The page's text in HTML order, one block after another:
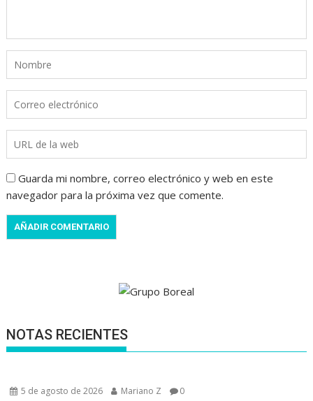
Guarda mi nombre, correo electrónico y web en este
navegador para la próxima vez que comente.
NOTAS RECIENTES
5 de agosto de 2026 Mariano Z 0